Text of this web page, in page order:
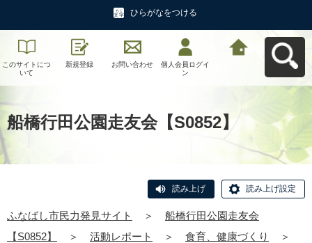
ひらがなをつける
このサイトにつ
いて
新規登録 お問い合わせ
個人会員ログイ
ン
船橋行田公園走友会【S0852】
読み上げ 読み上げ設定
ふなばし市民力発見サイト ＞
船橋行田公園走友会
【S0852】
＞ 活動レポート ＞ 食育、健康づくり
＞